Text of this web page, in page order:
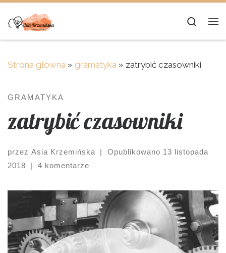
Skip to content
Strona główna » gramatyka » zatrybić czasowniki
GRAMATYKA
zatrybić czasowniki
przez Asia Krzemińska | Opublikowano 13 listopada
2018
| 4 komentarze